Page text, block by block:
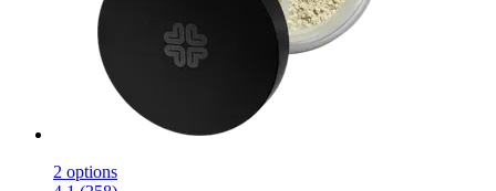
2 options